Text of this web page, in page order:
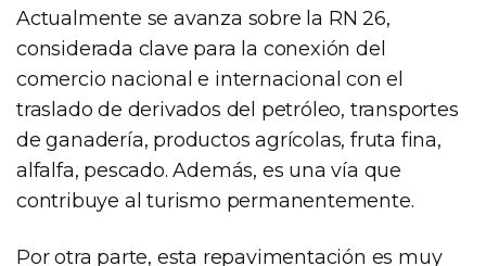
Actualmente se avanza sobre la RN 26,
considerada clave para la conexión del
comercio nacional e internacional con el
traslado de derivados del petróleo, transportes
de ganadería, productos agrícolas, fruta fina,
alfalfa, pescado. Además, es una vía que
contribuye al turismo permanentemente.
Por otra parte, esta repavimentación es muy